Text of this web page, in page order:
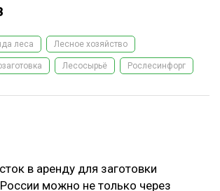
И ЗАЩИТА
леса Лесное хозяйство
Лесосырьё Рослесинфорг
в аренду для заготовки
можно не только через